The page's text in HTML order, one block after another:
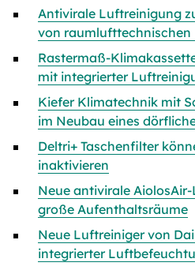
Antivirale Luftreinigung
von raumlufttechnischen
Rastermaß-
mit integrierter
Kiefer Klimatechnik mit
im Neubau eines
Deltri+ Taschenfilter
inaktivieren
Neue antivirale
große Aufenthaltsräume
Neue Luftreiniger von
integrierter